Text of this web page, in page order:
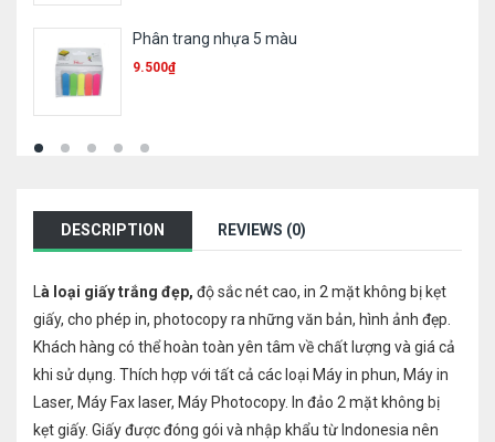
Phân trang nhựa 5 màu
9.500₫
DESCRIPTION REVIEWS (0)
à loại giấy trắng đẹp, độ sắc nét cao, in 2 mặt không bị kẹt
giấy, cho phép in, photocopy ra những văn bản, hình ảnh đẹp.
Khách hàng có thể hoàn toàn yên tâm về chất lượng và giá cả
khi sử dụng. Thích hợp với tất cả các loại Máy in phun, Máy in
Laser, Máy Fax laser, Máy Photocopy. In đảo 2 mặt không bị
kẹt giấy. Giấy được đóng gói và nhập khẩu từ Indonesia nên